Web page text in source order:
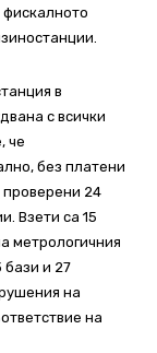
фискалното
в
с всички
че
без платени
проверени 24
Взети са 15
метрологичния
бази и 27
на
на